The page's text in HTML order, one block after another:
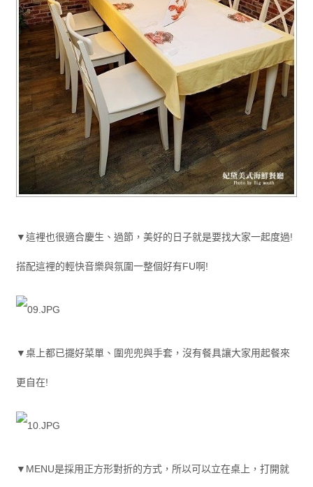
▼這裡也很適合慶生、過節，美好的日子就是要找大家一起度過!
搭配這裡的輕快音樂與氛圍一整個好有FU啊!
▼桌上都已擺好菜單、圍兜兜與手套，沒有餐具讓大家用起餐來
更自在!
▼MENU是採用正方形對折的方式，所以可以立在桌上，打開就